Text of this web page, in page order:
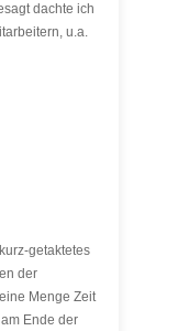
dachte ich
u.a.
getaktetes
der
Menge Zeit
Ende der